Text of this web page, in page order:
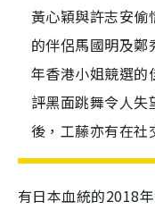
黃心穎與許志安偷
的伴侶馬國明及
年香港小姐競選的
評黑面跳舞令人
後，工藤亦有在社
有日本血統的2018